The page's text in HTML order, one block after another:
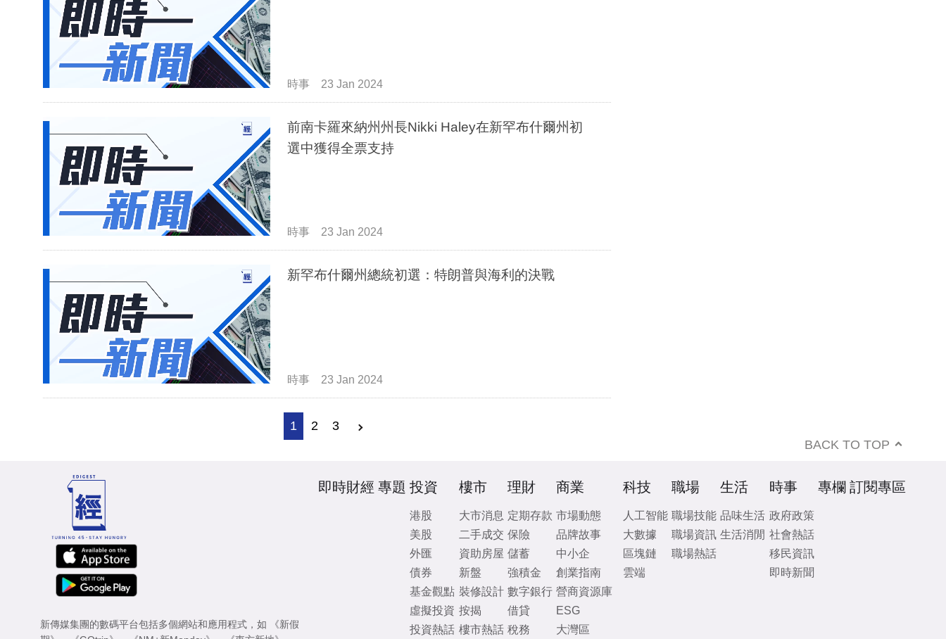
時事 23 Jan 2024
前南卡羅來納州州長Nikki Haley在新罕布什爾州初
選中獲得全票支持
時事 23 Jan 2024
新罕布什爾州總統初選：特朗普與海利的決戰
時事 23 Jan 2024
1 2 3
BACK TO TOP
新傳媒集團的數碼平台包括多個網站和應用程式，如
《新假
即時財經 專題 投資
港股
美股
外匯
債券
基金觀點
虛擬投資
投資熱話
樓市
大市消息
二手成交
資助房屋
新盤
裝修設計
按揭
樓市熱話
理財
定期存款
保險
儲蓄
強積金
數字銀行
借貸
稅務
商業
市場動態
品牌故事
中小企
創業指南
營商資源庫
ESG
大灣區
科技
人工智能
大數據
區塊鏈
雲端
職場
職場技能
職場資訊
職場熱話
生活
品味生活
生活消閒
時事
政府政策
社會熱話
移民資訊
即時新聞
專欄 訂閱專區